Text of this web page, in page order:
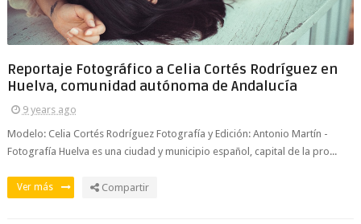
Reportaje Fotográfico a Celia Cortés Rodríguez en
Huelva, comunidad autónoma de Andalucía
9 years ago
Modelo: Celia Cortés Rodríguez Fotografía y Edición: Antonio Martín -
Fotografía Huelva es una ciudad y municipio español, capital de la pro...
Ver más Compartir